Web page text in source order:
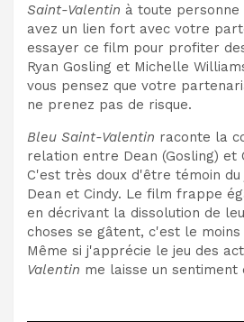
Saint-Valentin à toute personne
avez un lien fort avec votre
essayer ce film pour profiter
Ryan Gosling et Michelle
vous pensez que votre
ne prenez pas de risque.
Bleu Saint-Valentin raconte la
relation entre Dean (Gosling) et
C'est très doux d'être témoin
Dean et Cindy. Le film frappe
en décrivant la dissolution de
choses se gâtent, c'est le moins
Même si j'apprécie le jeu des
Valentin me laisse un sentiment